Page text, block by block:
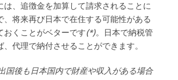
は、追徴金を加算して請求されることに
、将来再び日本で在住する可能性がある
おくことがベターです(*)。日本で納税管
代理で納付させることができます。
国後も日本国内で財産や収入がある場合